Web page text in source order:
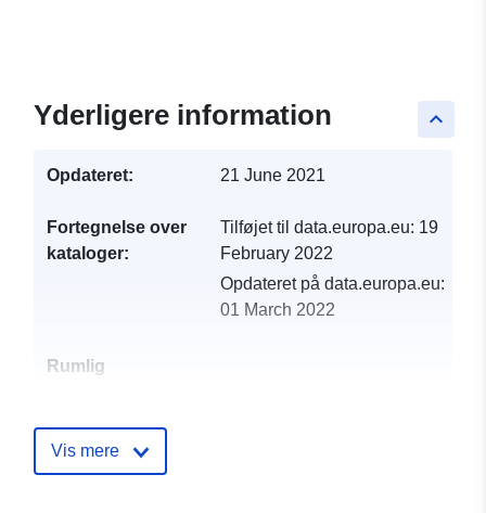
keyboard_arrow_up
Yderligere information
Opdateret: 21 June 2021
Fortegnelse over
kataloger:
Tilføjet til data.europa.eu: 19
February 2022
Opdateret på data.europa.eu:
01 March 2022
Rumlig
Identifikatorer:
Vis mere